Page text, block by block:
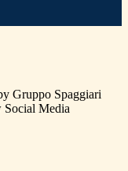
Gruppo Spaggiari
Media